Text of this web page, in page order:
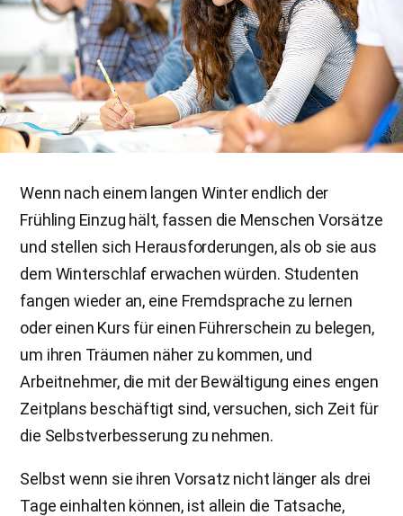
Wenn nach einem langen Winter endlich der
Frühling Einzug hält, fassen die Menschen Vorsätze
und stellen sich Herausforderungen, als ob sie aus
dem Winterschlaf erwachen würden. Studenten
fangen wieder an, eine Fremdsprache zu lernen
oder einen Kurs für einen Führerschein zu belegen,
um ihren Träumen näher zu kommen, und
Arbeitnehmer, die mit der Bewältigung eines engen
Zeitplans beschäftigt sind, versuchen, sich Zeit für
die Selbstverbesserung zu nehmen.
Selbst wenn sie ihren Vorsatz nicht länger als drei
Tage einhalten können, ist allein die Tatsache,